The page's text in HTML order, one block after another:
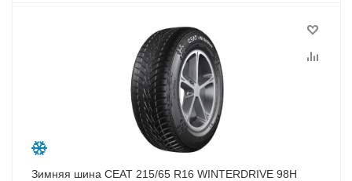
Зимняя шина CEAT 215/65 R16 WINTERDRIVE 98H